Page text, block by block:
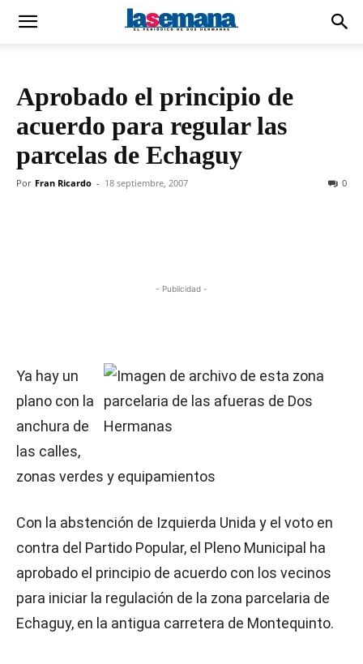
Aprobado el principio de
acuerdo para regular las
parcelas de Echaguy
Por Fran Ricardo - 18 septiembre, 2007 0
- Publicidad -
Ya hay un
plano con la
anchura de
las calles,
zonas verdes y equipamientos
Con la abstención de Izquierda Unida y el voto en
contra del Partido Popular, el Pleno Municipal ha
aprobado el principio de acuerdo con los vecinos
para iniciar la regulación de la zona parcelaria de
Echaguy, en la antigua carretera de Montequinto.